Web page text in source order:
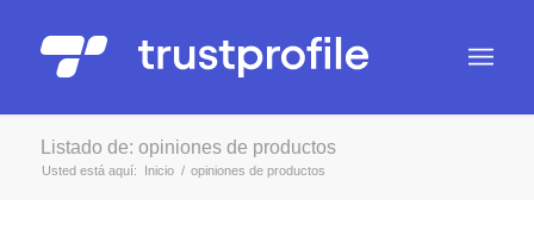
Listado de: opiniones de productos
Usted está aquí: Inicio / opiniones de productos